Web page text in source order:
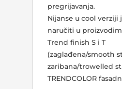
pregrijavanja.
Nijanse u cool verziji
naručiti u
Trend finish S i T
(zaglađena/smooth
zaribana/trowelled
TRENDCOLOR